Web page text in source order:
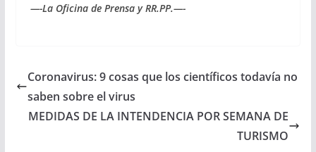
—-La Oficina de Prensa y RR.PP.—-
Coronavirus: 9 cosas que los científicos todavía no
saben sobre el virus
MEDIDAS DE LA INTENDENCIA POR SEMANA DE
TURISMO